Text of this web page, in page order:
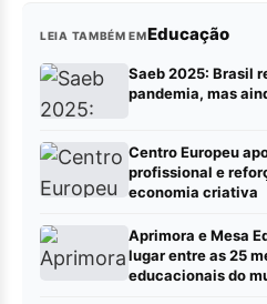
LEIA TAMBÉM EMEducação
Saeb 2025: Brasil
pandemia, mas
Centro Europeu
profissional e
economia criativa
Aprimora e Mesa
lugar entre as 25
educacionais do